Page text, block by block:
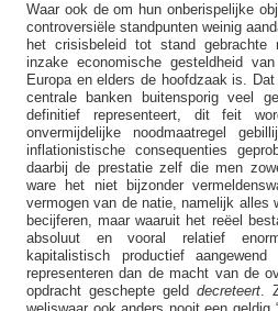
Waar ook de om hun onberispelijke
controversiële standpunten weinig
het crisisbeleid tot stand gebrachte
inzake economische gesteldheid
Europa en elders de hoofdzaak is.
centrale banken buitensporig veel
definitief representeert, dit feit
onvermijdelijke noodmaatregel
inflationistische consequenties
daarbij de prestatie zelf die men
ware het niet bijzonder
vermogen van de natie, namelijk alles
becijferen, maar waaruit het reëel
absoluut en vooral relatief
kapitalistisch productief
representeren dan de macht van de
opdracht geschepte geld decreteert .